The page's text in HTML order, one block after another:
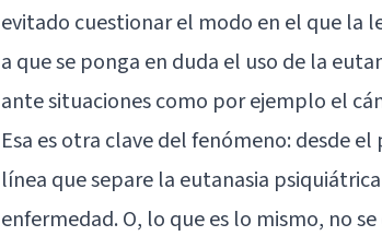
evitado cuestionar el modo en el que la
a que se ponga en duda el uso de la
ante situaciones como por ejemplo el
Esa es otra clave del fenómeno: desde
línea que separe la eutanasia
enfermedad. O, lo que es lo mismo, no